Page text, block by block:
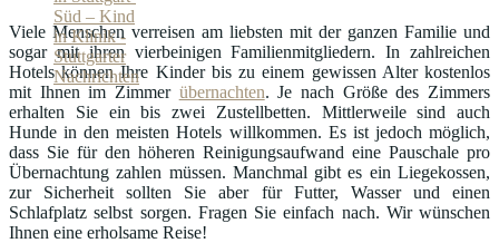
Viele Menschen verreisen am liebsten mit der ganzen Familie und
sogar mit ihren vierbeinigen Familienmitgliedern. In zahlreichen
Hotels können Ihre Kinder bis zu einem gewissen Alter kostenlos
mit Ihnen im Zimmer übernachten. Je nach Größe des Zimmers
erhalten Sie ein bis zwei Zustellbetten. Mittlerweile sind auch
Hunde in den meisten Hotels willkommen. Es ist jedoch möglich,
dass Sie für den höheren Reinigungsaufwand eine Pauschale pro
Übernachtung zahlen müssen. Manchmal gibt es ein Liegekossen,
zur Sicherheit sollten Sie aber für Futter, Wasser und einen
Schlafplatz selbst sorgen. Fragen Sie einfach nach. Wir wünschen
Ihnen eine erholsame Reise!